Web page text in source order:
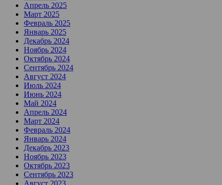
Апрель 2025
Март 2025
Февраль 2025
Январь 2025
Декабрь 2024
Ноябрь 2024
Октябрь 2024
Сентябрь 2024
Август 2024
Июль 2024
Июнь 2024
Май 2024
Апрель 2024
Март 2024
Февраль 2024
Январь 2024
Декабрь 2023
Ноябрь 2023
Октябрь 2023
Сентябрь 2023